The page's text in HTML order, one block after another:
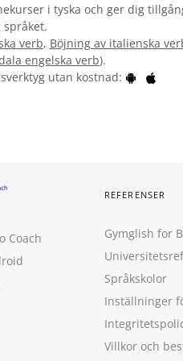
i tyska och ger dig
språket.
verb, Böjning av italienska
engelska verb).
utan kostnad:
Coach
REFERENSER
Gymglish for
Språkskolor
Inställninger
Villkor och